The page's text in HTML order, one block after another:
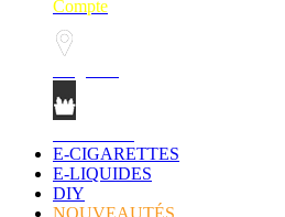
Compte
E-CIGARETTES
E-LIQUIDES
DIY
NOUVEAUTÉS